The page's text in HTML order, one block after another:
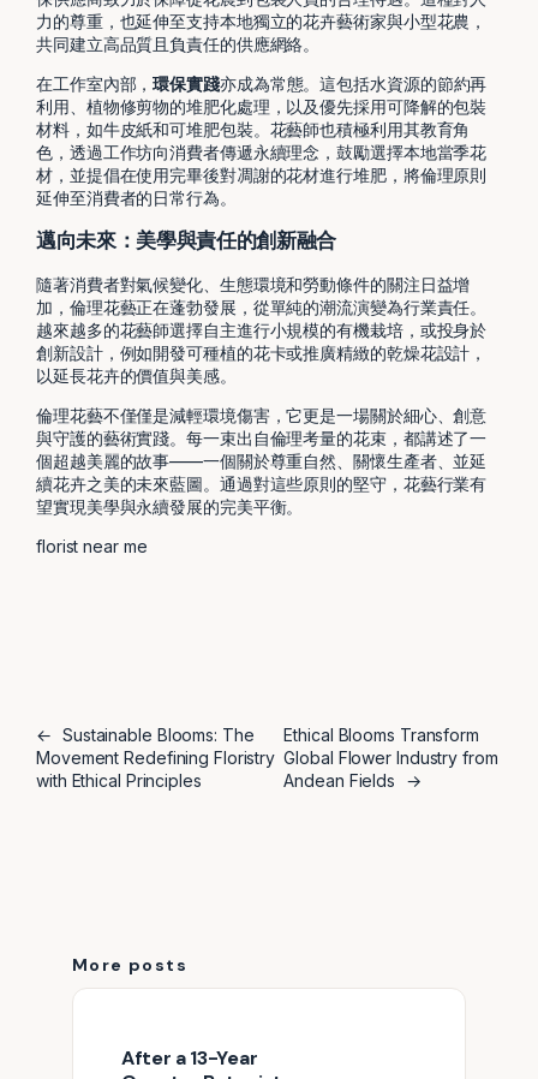
力的尊重，也延伸至支持本地獨立的花卉藝術家與小型花農，
共同建立高品質且負責任的供應網絡。
在工作室內部，環保實踐亦成為常態。這包括水資源的節約再
利用、植物修剪物的堆肥化處理，以及優先採用可降解的包裝
材料，如牛皮紙和可堆肥包裝。花藝師也積極利用其教育角
色，透過工作坊向消費者傳遞永續理念，鼓勵選擇本地當季花
材，並提倡在使用完畢後對凋謝的花材進行堆肥，將倫理原則
延伸至消費者的日常行為。
邁向未來：美學與責任的創新融合
隨著消費者對氣候變化、生態環境和勞動條件的關注日益增
加，倫理花藝正在蓬勃發展，從單純的潮流演變為行業責任。
越來越多的花藝師選擇自主進行小規模的有機栽培，或投身於
創新設計，例如開發可種植的花卡或推廣精緻的乾燥花設計，
以延長花卉的價值與美感。
倫理花藝不僅僅是減輕環境傷害，它更是一場關於細心、創意
與守護的藝術實踐。每一束出自倫理考量的花束，都講述了一
個超越美麗的故事——一個關於尊重自然、關懷生產者、並延
續花卉之美的未來藍圖。通過對這些原則的堅守，花藝行業有
望實現美學與永續發展的完美平衡。
florist near me
← Sustainable Blooms: The
Movement Redefining Floristry
with Ethical Principles
Ethical Blooms Transform
Global Flower Industry from
Andean Fields
→
More posts
After a 13-Year